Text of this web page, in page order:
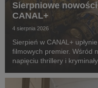
Sierpniowe
CANAL+
4 sierpnia 2026
Sierpień w CANAL+
filmowych premier. Wśród
napięciu thrillery i
Widzowie zobaczą m.in.